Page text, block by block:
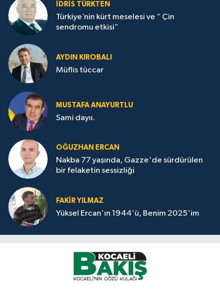
İDRİS TÜRKTEN
Türkiye’nin kürt meselesi ve “ Çin
sendromu etkisi”
AYDIN KIROBALI
Müflis tüccar
MUSTAFA ANAYURTLU
Sami dayıı.
OĞUZHAN ERCAN
Nakba 77 yaşında, Gazze'de sürdürülen
bir felaketin sessizliği
FAKİR YILMAZ
Yüksel Ercan'ın 1944'ü, Benim 2025'im